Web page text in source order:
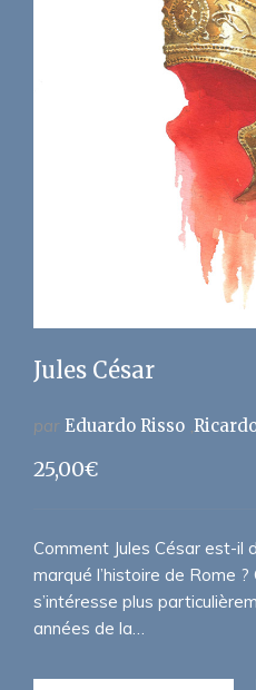
Jules César
par Eduardo Risso
25,00€
Comment Jules César est-il
marqué l’histoire de Rome
s’intéresse plus
années de la…